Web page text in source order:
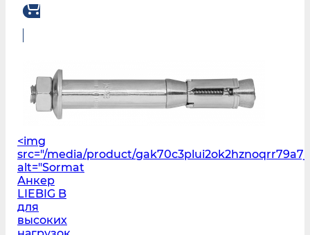
<img
src="/media/product/
alt="Sormat
Анкер
LIEBIG B
для
высоких